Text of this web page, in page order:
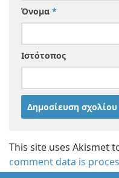
Όνομα *
Ιστότοπος
This site uses Akismet
comment data is